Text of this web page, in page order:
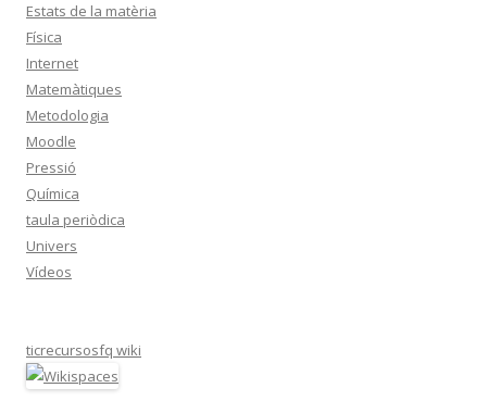
Estats de la matèria
Física
Internet
Matemàtiques
Metodologia
Moodle
Pressió
Química
taula periòdica
Univers
Vídeos
ticrecursosfq wiki